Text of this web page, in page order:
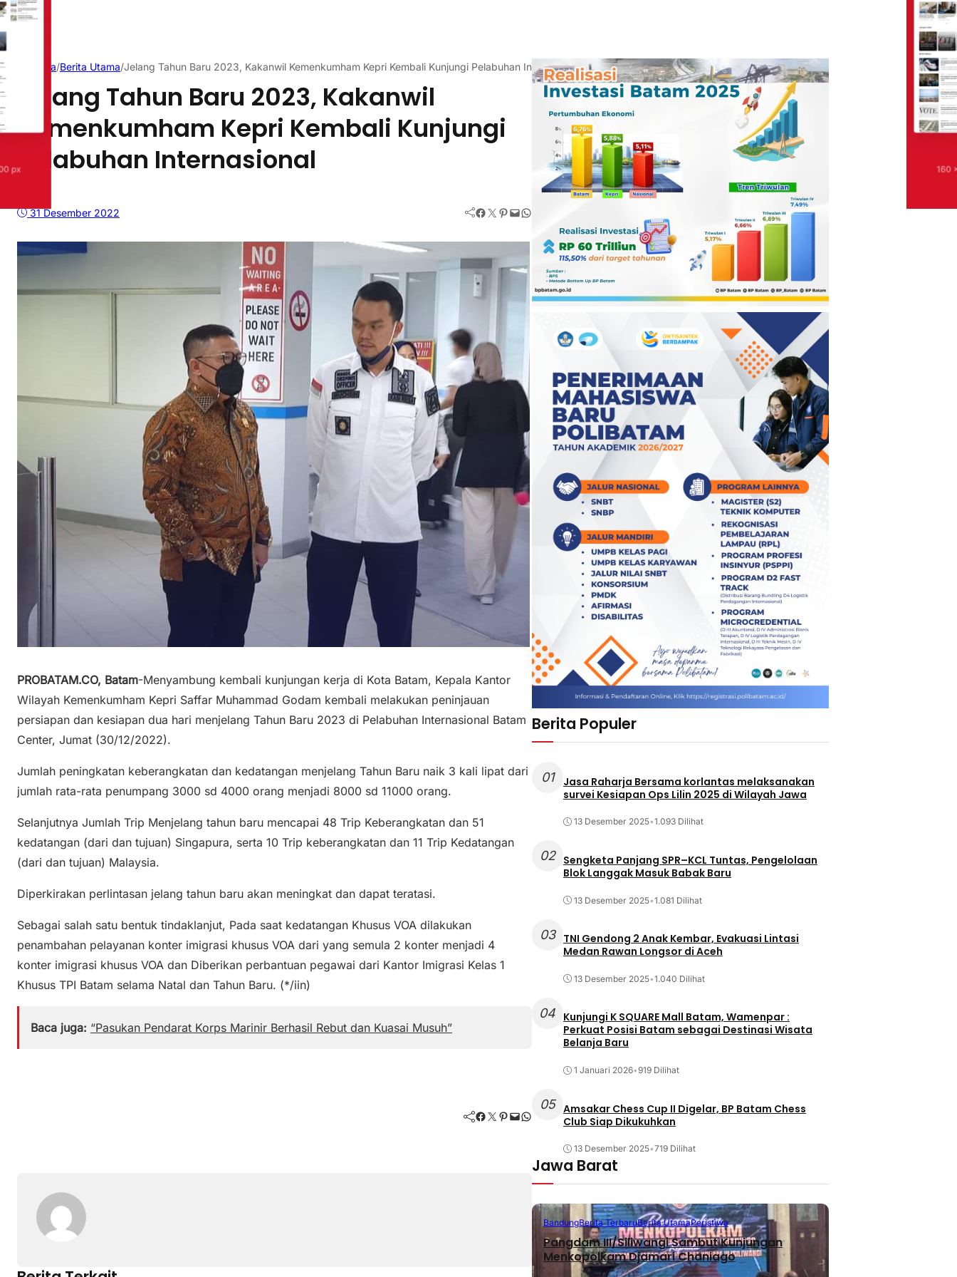
Beranda/Berita Utama/Jelang Tahun Baru 2023, Kakanwil Kemenkumham Kepri Kembali Kunjungi Pelabuhan Internasional
Jelang Tahun Baru 2023, Kakanwil
Kemenkumham Kepri Kembali Kunjungi
Pelabuhan Internasional
31 Desember 2022 Facebook Twitter Pinterest Mail WhatsApp
PROBATAM.CO, Batam-Menyambung kembali kunjungan kerja di Kota Batam, Kepala Kantor
Wilayah Kemenkumham Kepri Saffar Muhammad Godam kembali melakukan peninjauan
persiapan dan kesiapan dua hari menjelang Tahun Baru 2023 di Pelabuhan Internasional Batam
Center, Jumat (30/12/2022).
Jumlah peningkatan keberangkatan dan kedatangan menjelang Tahun Baru naik 3 kali lipat dari
jumlah rata-rata penumpang 3000 sd 4000 orang menjadi 8000 sd 11000 orang.
Selanjutnya Jumlah Trip Menjelang tahun baru mencapai 48 Trip Keberangkatan dan 51
kedatangan (dari dan tujuan) Singapura, serta 10 Trip keberangkatan dan 11 Trip Kedatangan
(dari dan tujuan) Malaysia.
Diperkirakan perlintasan jelang tahun baru akan meningkat dan dapat teratasi.
Sebagai salah satu bentuk tindaklanjut, Pada saat kedatangan Khusus VOA dilakukan
penambahan pelayanan konter imigrasi khusus VOA dari yang semula 2 konter menjadi 4
konter imigrasi khusus VOA dan Diberikan perbantuan pegawai dari Kantor Imigrasi Kelas 1
Khusus TPI Batam selama Natal dan Tahun Baru. (*/iin)
Baca juga: “Pasukan Pendarat Korps Marinir Berhasil Rebut dan Kuasai Musuh”
Facebook Twitter Pinterest Mail WhatsApp
Berita Populer
01
Jasa Raharja Bersama korlantas melaksanakan
survei Kesiapan Ops Lilin 2025 di Wilayah Jawa
13 Desember 2025•1.093 Dilihat
02
Sengketa Panjang SPR–KCL Tuntas, Pengelolaan
Blok Langgak Masuk Babak Baru
13 Desember 2025•1.081 Dilihat
03
TNI Gendong 2 Anak Kembar, Evakuasi Lintasi
Medan Rawan Longsor di Aceh
13 Desember 2025•1.040 Dilihat
04 Kunjungi K SQUARE Mall Batam, Wamenpar :
Perkuat Posisi Batam sebagai Destinasi Wisata
Belanja Baru
1 Januari 2026•919 Dilihat
05 Amsakar Chess Cup II Digelar, BP Batam Chess
Club Siap Dikukuhkan
13 Desember 2025•719 Dilihat
Jawa Barat
BandungBerita TerbaruBerita UtamaPeristiwa
Pangdam III/Siliwangi Sambut Kunjungan
Menkopolkam Djamari Chaniago